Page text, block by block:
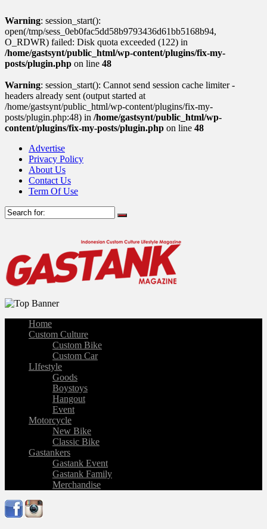
Warning: session_start():
open(/tmp/sess_0eb0fac5dd58b9793436d61bb5168b94,
O_RDWR) failed: Disk quota exceeded (122) in
/home/gastsynt/public_html/wp-content/plugins/fix-my-
posts/plugin.php on line 48
Warning: session_start(): Cannot send session cache limiter -
headers already sent (output started at
/home/gastsynt/public_html/wp-content/plugins/fix-my-
posts/plugin.php:48) in /home/gastsynt/public_html/wp-
content/plugins/fix-my-posts/plugin.php on line 48
Advertise
Privacy Policy
About Us
Contact Us
Term Of Use
Home
Custom Culture
Custom Bike
Custom Car
LIfestyle
Goods
Boystoys
Hangout
Event
Motorcycle
New Bike
Classic Bike
Gastankers
Gastank Event
Gastank Family
Merchandise